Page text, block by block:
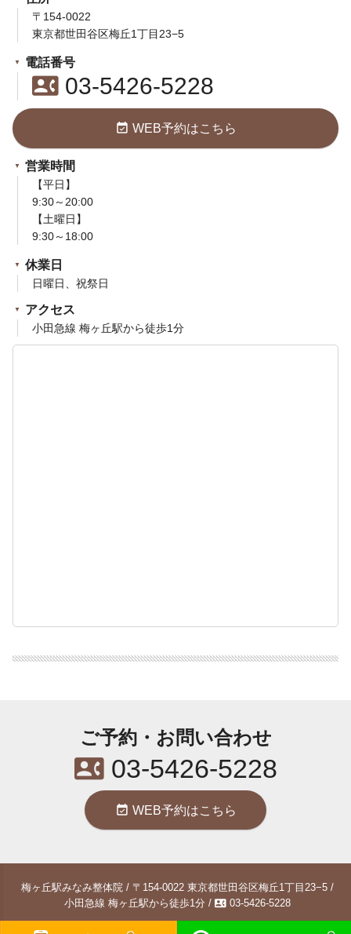
〒154-0022
東京都世田谷区梅丘1丁目23−5
電話番号
contact_phone03-5426-5228
event_available WEB予約はこちら
営業時間
【平日】
9:30～20:00
【土曜日】
9:30～18:00
休業日
日曜日、祝祭日
アクセス
小田急線 梅ヶ丘駅から徒歩1分
ご予約・お問い合わせ
contact_phone03-5426-5228
event_available WEB予約はこちら
梅ヶ丘駅みなみ整体院 / 〒154-0022 東京都世田谷区梅丘1丁目23−5 /
小田急線 梅ヶ丘駅から徒歩1分 / contact_phone03-5426-5228